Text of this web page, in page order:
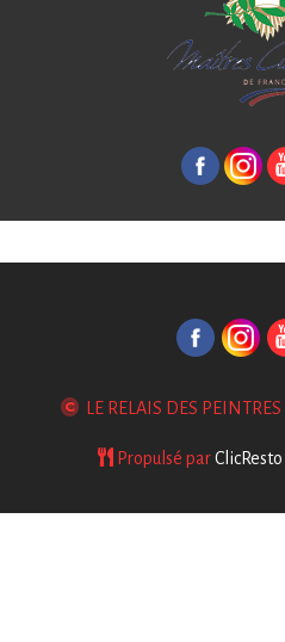
LE RELAIS DES PEINTRES
Propulsé parClicResto